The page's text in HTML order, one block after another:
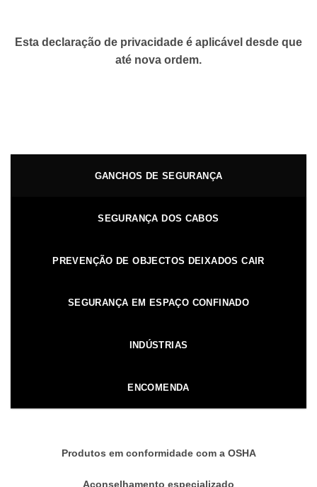
Esta declaração de privacidade é aplicável desde que
até nova ordem.
GANCHOS DE SEGURANÇA
SEGURANÇA DOS CABOS
PREVENÇÃO DE OBJECTOS DEIXADOS CAIR
SEGURANÇA EM ESPAÇO CONFINADO
INDÚSTRIAS
ENCOMENDA
Produtos em conformidade com a OSHA
Aconselhamento especializado